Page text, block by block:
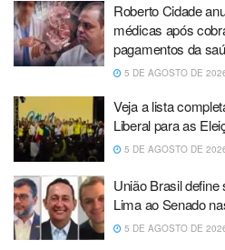
Roberto Cidade
médicas após
pagamentos da
5 DE AGOSTO DE
Veja a lista
Liberal para as
5 DE AGOSTO DE
União Brasil
Lima ao Senado
5 DE AGOSTO DE